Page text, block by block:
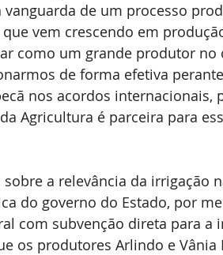
vanguarda de um processo
vem crescendo em
como um grande produtor no
de forma efetiva
nos acordos internacionais,
Agricultura é parceira para
a relevância da irrigação
do governo do Estado, por
com subvenção direta para a
os produtores Arlindo e